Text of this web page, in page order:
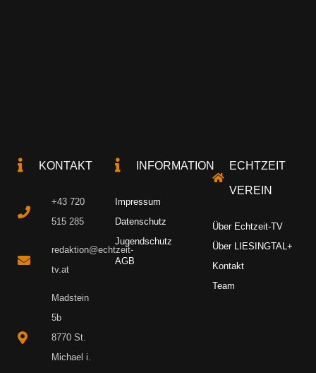
KONTAKT
+43 720
515 285
redaktion@echtzeit-
tv.at
Madstein
5b
8770 St.
Michael i.
INFORMATION
Impressum
Datenschutz
Jugendschutz
AGB
ECHTZEIT
VEREIN
Über Echtzeit-TV
Über LIESINGTAL+
Kontakt
Team